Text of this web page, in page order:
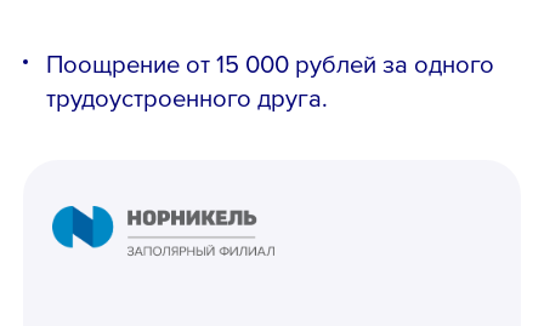
Поощрение от 15 000 рублей за одного
трудоустроенного друга.
Email *
Вопрос *